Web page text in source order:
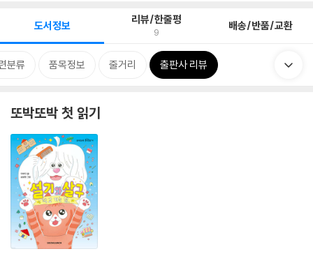
도서정보 리뷰/한줄평
9 배송/반품/교환
분류 품목정보 줄거리 출판사 리뷰
또박또박 첫 읽기